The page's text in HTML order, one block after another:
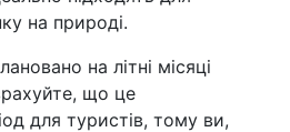
на природі.
на літні місяці
що це
для туристів, тому ви,